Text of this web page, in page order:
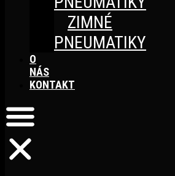
ZIMNÉ
PNEUMATIKY
O
NÁS
KONTAKT